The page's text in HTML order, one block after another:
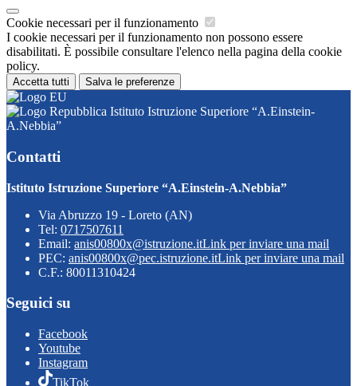
Cookie necessari per il funzionamento
I cookie necessari per il funzionamento non possono essere
disabilitati. È possibile consultare l'elenco nella pagina della cookie
policy.
Accetta tutti Salva le preferenze
Istituto Istruzione Superiore “A.Einstein-
A.Nebbia”
Contatti
Istituto Istruzione Superiore “A.Einstein-A.Nebbia”
Via Abruzzo 19 - Loreto (AN)
Tel: 0717507611
Email: anis00800x@istruzione.itLink per inviare una mail
PEC: anis00800x@pec.istruzione.itLink per inviare una mail
C.F.: 80011310424
Seguici su
Facebook
Youtube
Instagram
TikTok